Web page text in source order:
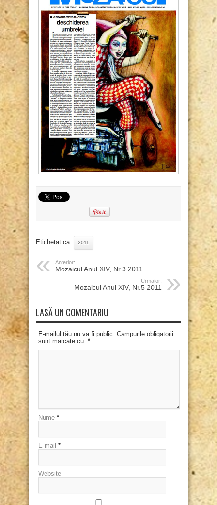
Etichetat ca: 2011
Anterior:
Mozaicul Anul XIV, Nr.3 2011
Urmator:
Mozaicul Anul XIV, Nr.5 2011
LASĂ UN COMENTARIU
E-mailul tău nu va fi public. Campurile obligatorii
sunt marcate cu: *
Nume *
E-mail *
Website